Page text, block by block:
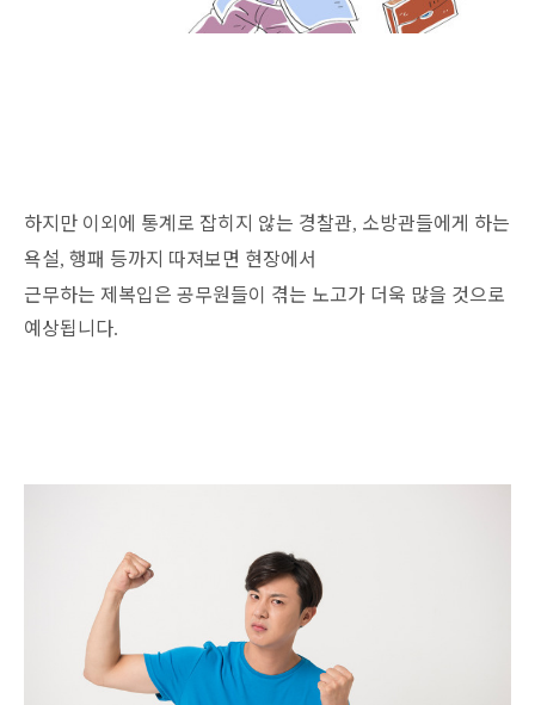
하지만 이외에 통계로 잡히지 않는 경찰관, 소방관들에게 하는
욕설, 행패 등까지 따져보면 현장에서
근무하는 제복입은 공무원들이 겪는 노고가 더욱 많을 것으로
예상됩니다.